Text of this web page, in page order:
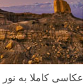
عکاسی کاملا به